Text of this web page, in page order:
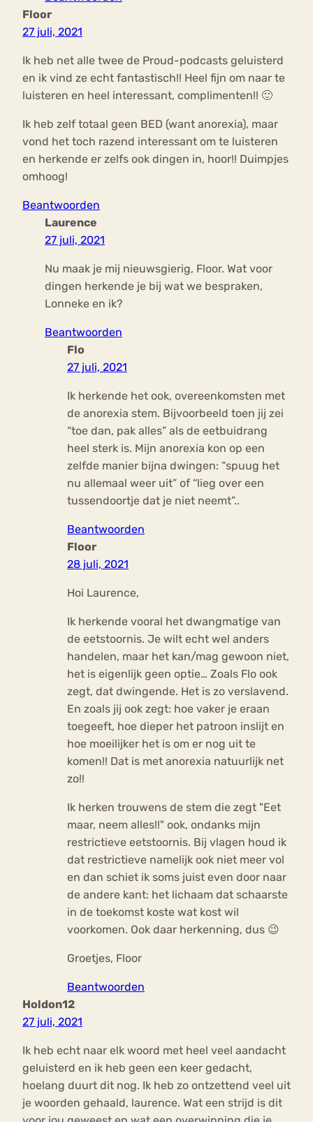
Floor
27 juli, 2021
Ik heb net alle twee de Proud-podcasts geluisterd
en ik vind ze echt fantastisch!! Heel fijn om naar te
luisteren en heel interessant, complimenten!! 🙂
Ik heb zelf totaal geen BED (want anorexia), maar
vond het toch razend interessant om te luisteren
en herkende er zelfs ook dingen in, hoor!! Duimpjes
omhoog!
Beantwoorden
Laurence
27 juli, 2021
Nu maak je mij nieuwsgierig, Floor. Wat voor
dingen herkende je bij wat we bespraken,
Lonneke en ik?
Beantwoorden
Flo
27 juli, 2021
Ik herkende het ook, overeenkomsten met
de anorexia stem. Bijvoorbeeld toen jij zei
“toe dan, pak alles” als de eetbuidrang
heel sterk is. Mijn anorexia kon op een
zelfde manier bijna dwingen: “spuug het
nu allemaal weer uit” of “lieg over een
tussendoortje dat je niet neemt”..
Beantwoorden
Floor
28 juli, 2021
Hoi Laurence,
Ik herkende vooral het dwangmatige van
de eetstoornis. Je wilt echt wel anders
handelen, maar het kan/mag gewoon niet,
het is eigenlijk geen optie… Zoals Flo ook
zegt, dat dwingende. Het is zo verslavend.
En zoals jij ook zegt: hoe vaker je eraan
toegeeft, hoe dieper het patroon inslijt en
hoe moeilijker het is om er nog uit te
komen!! Dat is met anorexia natuurlijk net
zo!!
Ik herken trouwens de stem die zegt "Eet
maar, neem alles!!" ook, ondanks mijn
restrictieve eetstoornis. Bij vlagen houd ik
dat restrictieve namelijk ook niet meer vol
en dan schiet ik soms juist even door naar
de andere kant: het lichaam dat schaarste
in de toekomst koste wat kost wil
voorkomen. Ook daar herkenning, dus 😉
Groetjes, Floor
Beantwoorden
Holdon12
27 juli, 2021
Ik heb echt naar elk woord met heel veel aandacht
geluisterd en ik heb geen een keer gedacht,
hoelang duurt dit nog. Ik heb zo ontzettend veel uit
je woorden gehaald, laurence. Wat een strijd is dit